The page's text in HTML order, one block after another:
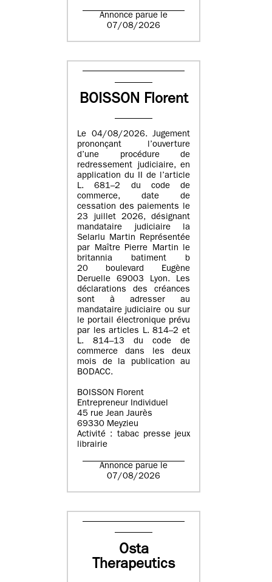
Annonce parue le
07/08/2026
BOISSON Florent
Le 04/08/2026. Jugement
prononçant l’ouverture
d’une procédure de
redressement judiciaire, en
application du II de l’article
L. 681–2 du code de
commerce, date de
cessation des paiements le
23 juillet 2026, désignant
mandataire judiciaire la
Selarlu Martin Représentée
par Maître Pierre Martin le
britannia batiment b
20 boulevard Eugène
Deruelle 69003 Lyon. Les
déclarations des créances
sont à adresser au
mandataire judiciaire ou sur
le portail électronique prévu
par les articles L. 814–2 et
L. 814–13 du code de
commerce dans les deux
mois de la publication au
BODACC.
BOISSON Florent
Entrepreneur Individuel
45 rue Jean Jaurès
69330 Meyzieu
Activité : tabac presse jeux
librairie
Annonce parue le
07/08/2026
Osta
Therapeutics